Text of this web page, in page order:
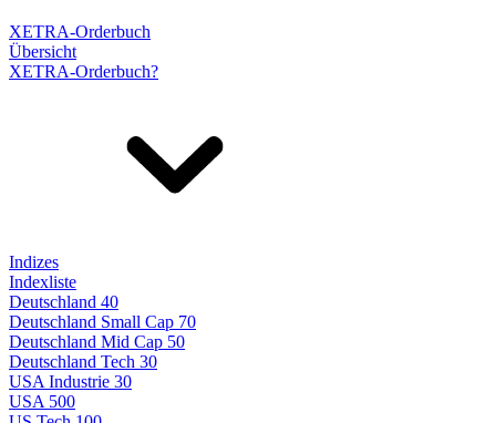
XETRA-Orderbuch
Übersicht
XETRA-Orderbuch?
Indizes
Indexliste
Deutschland 40
Deutschland Small Cap 70
Deutschland Mid Cap 50
Deutschland Tech 30
USA Industrie 30
USA 500